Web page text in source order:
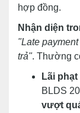
hợp đồng.
Nhận diện
"Late
trả". Thường
Lãi phạt
BLDS
vượt